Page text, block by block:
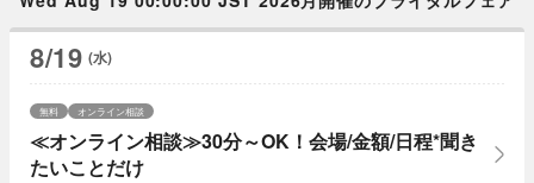
8/19 (水)
≪オンライン相談≫30分～OK！会場/金額/日程*聞き
たいことだけ
無料 オンライン相談